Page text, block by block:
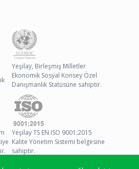
Yeşilay, Birleşmiş Milletler
Ekonomik Sosyal Konsey Özel
Danışmanlık Statüsüne sahiptir.
Yeşilay TS EN ISO 9001:2015
Kalite Yönetim Sistemi belgesine
sahiptir.